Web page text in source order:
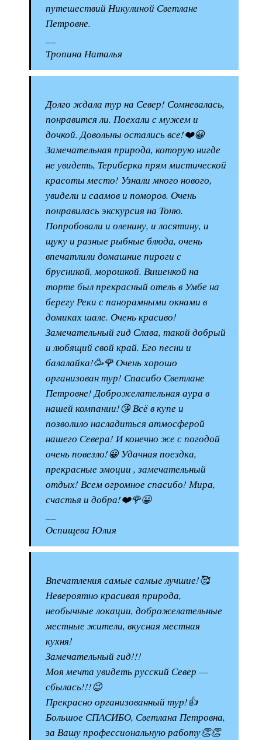
путешествий Никулиной Светлане
Петровне.
Тропина Наталья
Долго ждала тур на Север! Сомневалась,
понравится ли. Поехали с мужем и
дочкой. Довольны остались все!❤️😀
Замечательная природа, которую нигде
не увидеть, Териберка прям мистической
красоты место! Узнали много нового,
увидели и саамов и поморов. Очень
понравилась экскурсия на Тоню.
Попробовали и оленину, и лосятину, и
щуку и разные рыбные блюда, очень
впечатлили домашние пироги с
брусникой, морошкой. Вишенкой на
торте был прекрасный отель в Умбе на
берегу Реки с панорамными окнами в
домиках шале. Очень красиво!
Замечательный гид Слава, такой добрый
и любящий свой край. Его песни и
балалайка!🥳🌹 Очень хорошо
организован тур! Спасибо Светлане
Петровне! Доброжелательная аура в
нашей компании!😘 Всё в купе и
позволило насладиться атмосферой
нашего Севера! И конечно же с погодой
очень повезло!😀 Удачная поездка,
прекрасные эмоции , замечательный
отдых! Всем огромное спасибо! Мира,
счастья и добра!❤️🌹😀
Оспищева Юлия
Впечатления самые самые лучшие!🥰
Невероятно красивая природа,
необычные локации, доброжелательные
местные жители, вкусная местная
кухня!
Замечательный гид!!!
Моя мечта увидеть русский Север —
сбылась!!!😉
Прекрасно организованный тур!👍
Большое СПАСИБО, Светлана Петровна,
за Вашу профессиональную работу👏👏